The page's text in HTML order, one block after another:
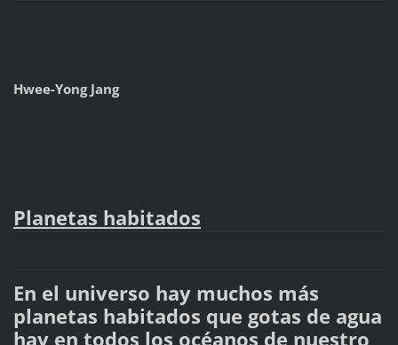
Hwee-Yong Jang
Planetas habitados
En el universo hay muchos más
planetas habitados que gotas de agua